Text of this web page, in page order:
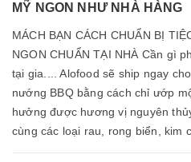
MỸ NGON NHƯ NHÀ HÀNG
MÁCH BẠN CÁCH CHUẨN BỊ
NGON CHUẨN TẠI NHÀ Cần gì
tại gia.... Alofood sẽ ship ngay
nướng BBQ bằng cách chỉ ướp
hưởng được hương vị nguyên
cùng các loại rau, rong biển, kim